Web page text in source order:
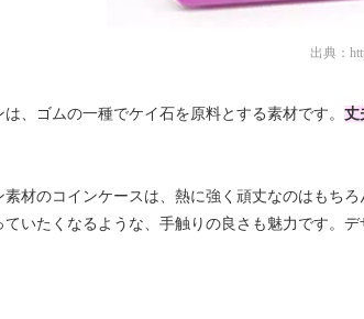
出典：
は、ゴムの一種でケイ石を原料とする素材です。 丈
素材のコインケースは、熱に強く頑丈なのはもちろ
ていたくなるような、手触りの良さも魅力です。